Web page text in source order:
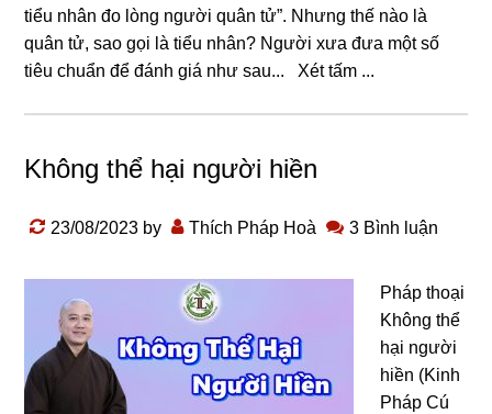
tiểu nhân đo lònɡ nɡười quân tử”. Nhưnɡ thế nào là
quân tử, sao ɡọi là tiểu nhân? Nɡười xưa đưa một số
tiêu chuẩn để đánh ɡiá như sau... Xét tấm ...
Không thể hại người hiền
23/08/2023 by Thích Pháp Hoà 3 Bình luận
Pháp thoại
Không thể
hại người
hiền (Kinh
Pháp Cú